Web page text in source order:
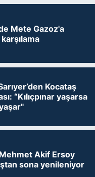
Mete Gazoz'a
Kocataş
“Kılıçpınar yaşarsa
Akif Ersoy
sona yenileniyor